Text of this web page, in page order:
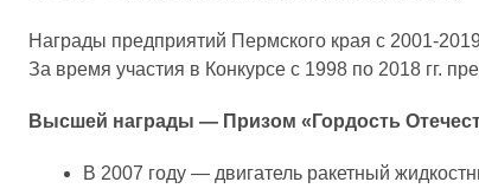
Награды предприятий Пермского края с 2001-2019
За время участия в Конкурсе с 1998 по 2018 гг.
Высшей награды — Призом «Гордость
В 2007 году — двигатель ракетный